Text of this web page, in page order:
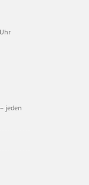
jeden